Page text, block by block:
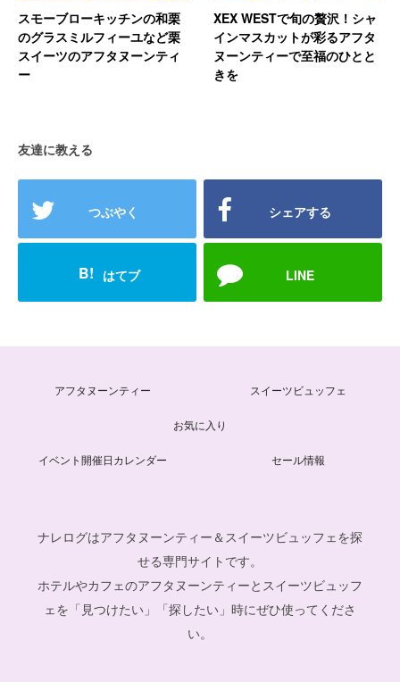
スモーブローキッチンの和栗
のグラスミルフィーユなど栗
スイーツのアフタヌーンティ
ー
XEX WESTで旬の贅沢！シャ
インマスカットが彩るアフタ
ヌーンティーで至福のひとと
きを
友達に教える
つぶやく シェアする
B! はてブ LINE
アフタヌーンティー スイーツビュッフェ
お気に入り
イベント開催日カレンダー セール情報
ナレログはアフタヌーンティー＆スイーツビュッフェを探
せる専門サイトです。
ホテルやカフェのアフタヌーンティーとスイーツビュッフ
ェを「見つけたい」「探したい」時にぜひ使ってくださ
い。